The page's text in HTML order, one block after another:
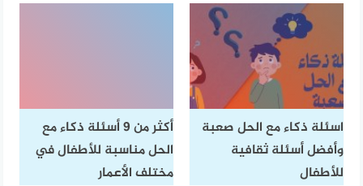
اسئلة ذكاء مع الحل صعبة
وأفضل أسئلة ثقافية
للأطفال
أكثر من 9 أسئلة ذكاء مع
الحل مناسبة للأطفال في
مختلف الأعمار